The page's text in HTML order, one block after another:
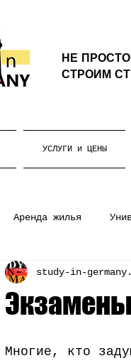
НЕ
СТРОИМ
УСЛУГИ и ЦЕНЫ
Аренда жилья
Жизнь в
Экзамены
study-in-
Многие, кто